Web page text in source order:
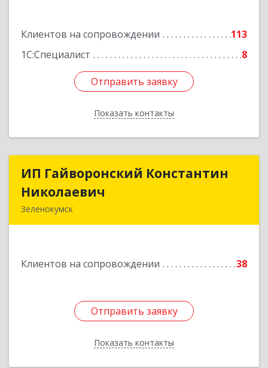
Клиентов на сопровождении
113
1С:Специалист
8
Отправить заявку
Показать контакты
Отправить заявку
Назад
ИП Гайворонский Константин
Николаевич
Зеленокумск
Клиентов на сопровождении 38
Отправить заявку
Показать контакты
ИП Гайворонский Константин
Подробнее
Отправить заявку
Назад